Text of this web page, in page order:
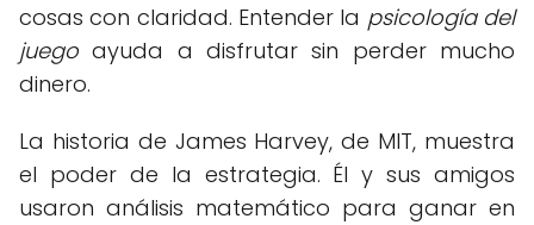
cosas con claridad. Entender la psicología del
juego ayuda a disfrutar sin perder mucho
dinero.
La historia de James Harvey, de MIT, muestra
el poder de la estrategia. Él y sus amigos
usaron análisis matemático para ganar en